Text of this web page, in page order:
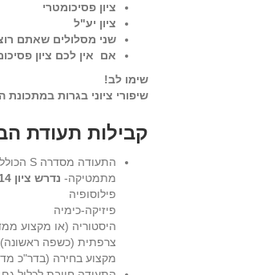
ציון פסיכומטרי
ציון יע"ל
שני מסלולים שאתם
אם אין לכם ציון
שימו לב!
שיפורי ציוני בגרות
קבילות תעודת
התעודה מסדרה S הכוללת ציונים
מתמטיקה- נדרש ציון 14 ומעלה
פילוסופיה
פיזיקה-כימיה
היסטוריה (או מקצוע
צרפתית (כשפה ראשונה)
מקצוע בחירה (בדר"כ